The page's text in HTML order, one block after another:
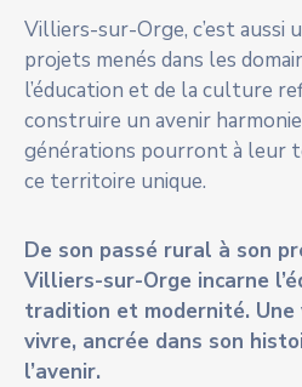
Villiers-sur-Orge, c’est aussi
projets menés dans les
l’éducation et de la culture
construire un avenir
générations pourront à leur
ce territoire unique.
De son passé rural à son
Villiers-sur-Orge incarne
tradition et modernité.
vivre, ancrée dans son
l’avenir.